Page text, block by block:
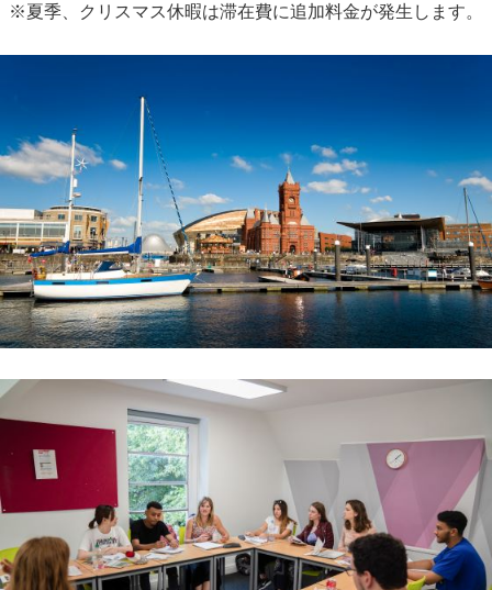
※夏季、クリスマス休暇は滞在費に追加料金が発生します。